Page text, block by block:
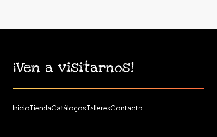
¡Ven a visitarnos!
InicioTiendaCatálogosTalleresContacto